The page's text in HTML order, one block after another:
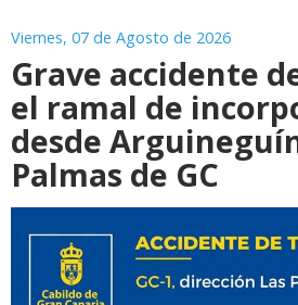
Viernes, 07 de Agosto de 2026
Grave accidente
el ramal de
desde
Palmas de GC